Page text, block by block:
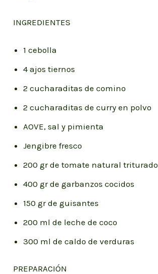
INGREDIENTES
1 cebolla
4 ajos tiernos ⁣⁣⁣
2 cucharaditas de comino
2 cucharaditas de curry en polvo⁣⁣⁣
AOVE, sal y pimienta
Jengibre fresco
200 gr de tomate natural triturado
400 gr de garbanzos cocidos
150 gr de guisantes
200 ml de leche de coco
300 ml de caldo de verduras
PREPARACIÓN